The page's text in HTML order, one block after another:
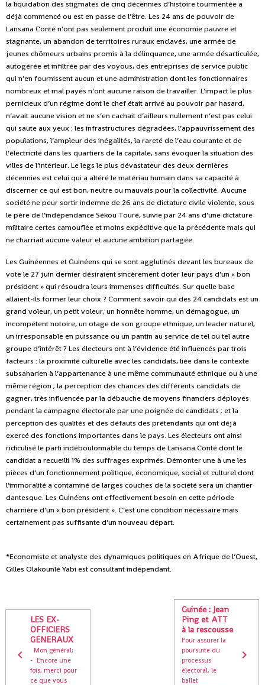
la liquidation des stigmates de cinq décennies d’histoire tourmentée a
déjà commencé ou est en passe de l’être. Les 24 ans de pouvoir de
Lansana Conté n’ont pas seulement produit une économie pauvre et
stagnante, un abandon de territoires ruraux enclavés, une armée de
jeunes chômeurs urbains promis à la délinquance, une armée désarticulée,
autogérée et infiltrée par des voyous, des entreprises de service public
qui n’en fournissent aucun et une administration dont les fonctionnaires
nombreux et mal payés n’ont aucune raison de travailler. L’impact le plus
pernicieux d’un régime dont le chef était arrivé au pouvoir par hasard,
n’avait aucune vision et ne s’en cachait d’ailleurs nullement n’est pas celui
qui saute aux yeux : les infrastructures dégradées, l’appauvrissement des
populations, l’ampleur des inégalités, la rareté de l’eau courante et de
l’électricité dans les quartiers de la capitale, sans évoquer la situation des
villes de l’intérieur. Le legs le plus dévastateur des deux dernières
décennies est celui qui a altéré le matériau humain dans sa capacité à
discerner ce qui est bon, neutre ou mauvais pour la collectivité. Aucune
société ne peur sortir indemne de 26 ans de dictature civile violente, sous
le père de l’indépendance Sékou Touré, suivie par 24 ans d’une dictature
militaire certes camouflée et moins expéditive que la précédente mais qui
ne charriait aucune valeur et aucune ambition partagée.
Les Guinéennes et Guinéens qui se sont agglutinés devant les bureaux de
vote le 27 juin dernier désiraient sincèrement doter leur pays d’un « bon
président » qui résoudra leurs immenses difficultés. Sur quelle base
allaient-ils former leur choix ? Comment savoir qui des 24 candidats est un
grand voleur, un petit voleur, un honnête homme, un démagogue, un
incompétent notoire, un otage de son groupe ethnique, un leader naturel,
un irresponsable en puissance ou un pantin au service de tel ou tel autre
groupe d’intérêt ? Les électeurs ont à l’évidence été influencés par trois
facteurs : la proximité culturelle avec les candidats, liée dans le contexte
subsaharien à l’appartenance à une même communauté ethnique ou à une
même région ; la perception des chances des différents candidats de
gagner, très influencée par la débauche de moyens financiers déployés
pendant la campagne électorale par une poignée de candidats ; et la
perception des qualités et des défauts des prétendants qui ont déjà
exercé des fonctions importantes dans le pays. Les électeurs ont ainsi
ridiculisé le parti indéboulonnable du temps de Lansana Conté dont le
candidat a recueilli 1% des suffrages exprimés. Démonter une à une les
pièces d’un fonctionnement politique, économique, social et culturel dont
l’immoralité a contaminé de larges couches de la société sera un chantier
dantesque. Les Guinéens ont effectivement besoin en cette période
charnière d’un « bon président ». C’est une condition nécessaire mais
certainement pas suffisante d’un nouveau départ.
*Economiste et analyste des dynamiques politiques en Afrique de l’Ouest,
Gilles Olakounlé Yabi est consultant indépendant.
LES EX-
OFFICIERS
GENERAUX
Mon général;
- Encore une
fois, merci pour
ce que vous
Guinée : Jean
Ping et ATT
à la rescousse
Pour assurer la
poursuite du
processus
électoral, le
ballet